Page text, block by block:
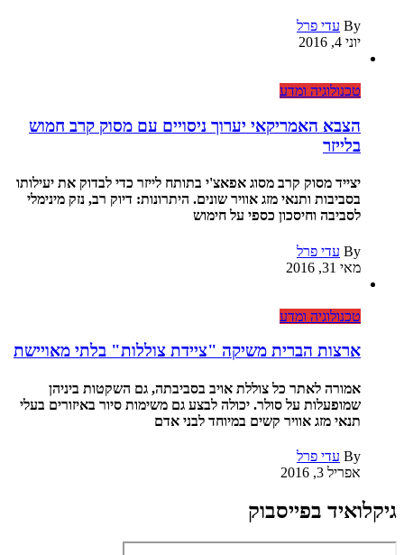
By עדי פרל
יוני 4, 2016
טכנולוגיה ומדע
הצבא האמריקאי יערוך ניסויים עם מסוק קרב חמוש
בלייזר
יצייד מסוק קרב מסוג אפאצ'י בתותח לייזר כדי לבדוק את יעילותו
בסביבות ותנאי מזג אוויר שונים. היתרונות: דיוק רב, נזק מינימלי
לסביבה וחיסכון כספי על חימוש
By עדי פרל
מאי 31, 2016
טכנולוגיה ומדע
ארצות הברית משיקה "ציידת צוללות" בלתי מאויישת
אמורה לאתר כל צוללת אויב בסביבתה, גם השקטות ביניהן
שמופעלות על סולר. יכולה לבצע גם משימות סיור באיזורים בעלי
תנאי מזג אוויר קשים במיוחד לבני אדם
By עדי פרל
אפריל 3, 2016
גיקלואיד בפייסבוק